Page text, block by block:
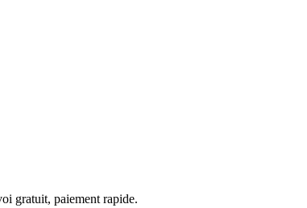
gratuit, paiement rapide.